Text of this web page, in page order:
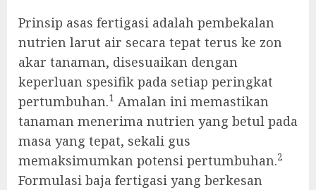
Prinsip asas fertigasi adalah pembekalan
nutrien larut air secara tepat terus ke zon
akar tanaman, disesuaikan dengan
keperluan spesifik pada setiap peringkat
pertumbuhan.1 Amalan ini memastikan
tanaman menerima nutrien yang betul pada
masa yang tepat, sekali gus
memaksimumkan potensi pertumbuhan.2
Formulasi baja fertigasi yang berkesan